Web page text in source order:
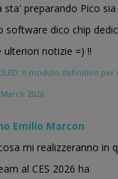
sta' preparando Pico
software dico chip
notizie =) !!
il modulo definitivo per
March 2026
Emilio Marcon
mi realizzeranno in
al CES 2026 ha